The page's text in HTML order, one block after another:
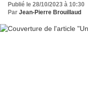
Publié le 28/10/2023 à 10:30
Par Jean-Pierre Brouillaud